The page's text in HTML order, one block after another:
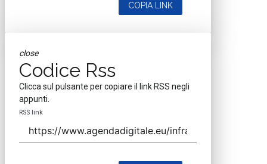
COPIA LINK
close
Codice Rss
Clicca sul pulsante per copiare il link RSS negli
appunti.
RSS link